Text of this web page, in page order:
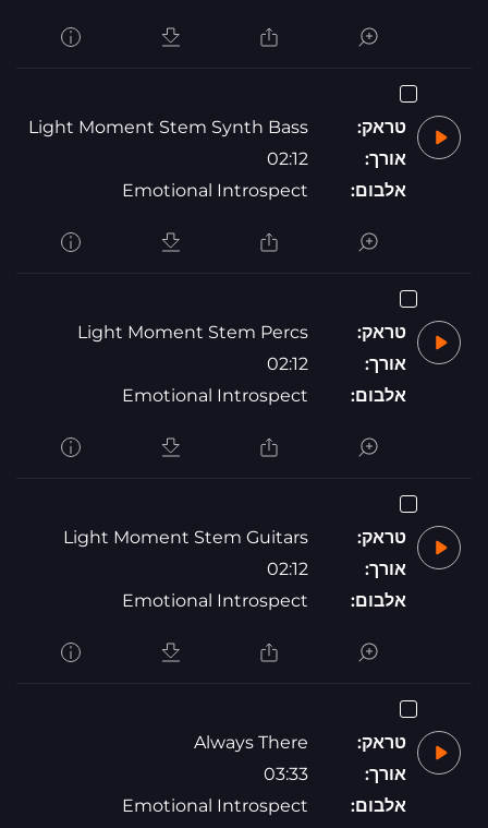
טראק:
Light Moment Stem Synth Bass
אורך:
02:12
אלבום:
Emotional Introspect
טראק:
Light Moment Stem Percs
אורך:
02:12
אלבום:
Emotional Introspect
טראק:
Light Moment Stem Guitars
אורך:
02:12
אלבום:
Emotional Introspect
טראק:
Always There
אורך:
03:33
אלבום:
Emotional Introspect